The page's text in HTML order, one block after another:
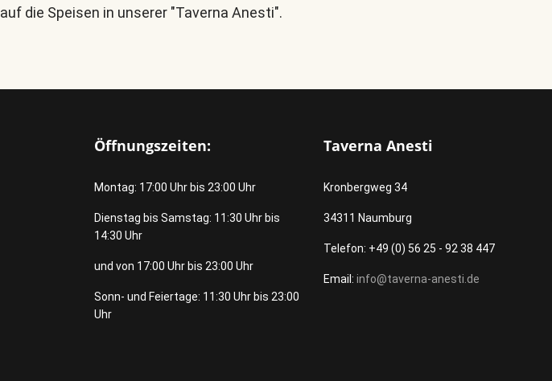
auf die Speisen in unserer "Taverna Anesti".
Öffnungszeiten:
Montag: 17:00 Uhr bis 23:00 Uhr
Dienstag bis Samstag: 11:30 Uhr bis
14:30 Uhr
und von 17:00 Uhr bis 23:00 Uhr
Sonn- und Feiertage: 11:30 Uhr bis 23:00
Uhr
Taverna Anesti
Kronbergweg 34
34311 Naumburg
Telefon: +49 (0) 56 25 - 92 38 447
Email: info@taverna-anesti.de